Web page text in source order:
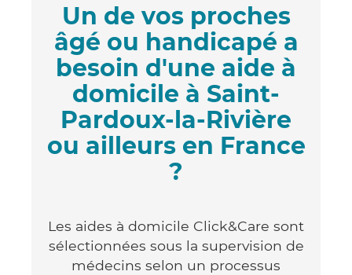
Un de vos proches
âgé ou handicapé a
besoin d'une aide à
domicile à Saint-
Pardoux-la-Rivière
ou ailleurs en France
?
Les aides à domicile Click&Care sont
sélectionnées sous la supervision de
médecins selon un processus